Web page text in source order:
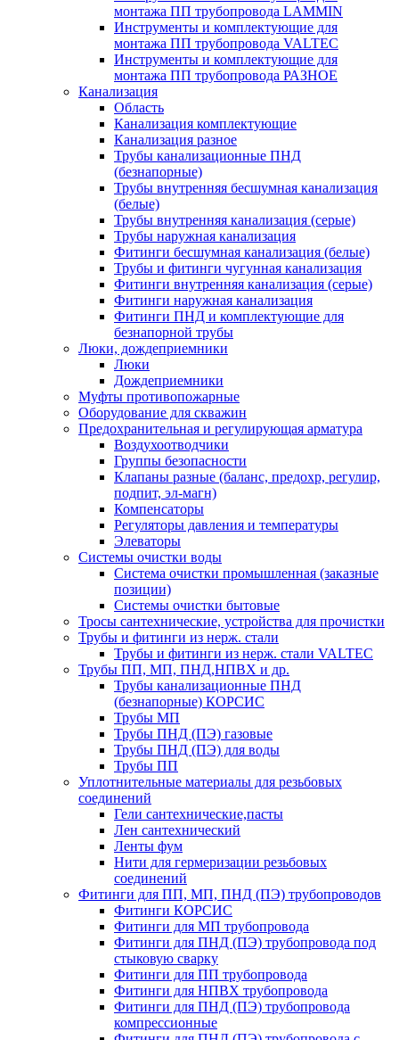
монтажа ПП трубопровода LAMMIN
Инструменты и комплектующие для
монтажа ПП трубопровода VALTEC
Инструменты и комплектующие для
монтажа ПП трубопровода РАЗНОЕ
Канализация
Область
Канализация комплектующие
Канализация разное
Трубы канализационные ПНД
(безнапорные)
Трубы внутренняя бесшумная канализация
(белые)
Трубы внутренняя канализация (серые)
Трубы наружная канализация
Фитинги бесшумная канализация (белые)
Трубы и фитинги чугунная канализация
Фитинги внутренняя канализация (серые)
Фитинги наружная канализация
Фитинги ПНД и комплектующие для
безнапорной трубы
Люки, дождеприемники
Люки
Дождеприемники
Муфты противопожарные
Оборудование для скважин
Предохранительная и регулирующая арматура
Воздухоотводчики
Группы безопасности
Клапаны разные (баланс, предохр, регулир,
подпит, эл-магн)
Компенсаторы
Регуляторы давления и температуры
Элеваторы
Системы очистки воды
Система очистки промышленная (заказные
позиции)
Системы очистки бытовые
Тросы сантехнические, устройства для прочистки
Трубы и фитинги из нерж. стали
Трубы и фитинги из нерж. стали VALTEC
Трубы ПП, МП, ПНД,НПВХ и др.
Трубы канализационные ПНД
(безнапорные) КОРСИС
Трубы МП
Трубы ПНД (ПЭ) газовые
Трубы ПНД (ПЭ) для воды
Трубы ПП
Уплотнительные материалы для резьбовых
соединений
Гели сантехнические,пасты
Лен сантехнический
Ленты фум
Нити для гермеризации резьбовых
соединений
Фитинги для ПП, МП, ПНД (ПЭ) трубопроводов
Фитинги КОРСИС
Фитинги для МП трубопровода
Фитинги для ПНД (ПЭ) трубопровода под
стыковую сварку
Фитинги для ПП трубопровода
Фитинги для НПВХ трубопровода
Фитинги для ПНД (ПЭ) трубопровода
компрессионные